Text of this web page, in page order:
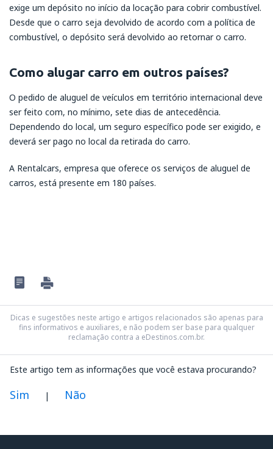
exige um depósito no início da locação para cobrir combustível.
Desde que o carro seja devolvido de acordo com a política de
combustível, o depósito será devolvido ao retornar o carro.
Como alugar carro em outros países?
O pedido de aluguel de veículos em território internacional deve
ser feito com, no mínimo, sete dias de antecedência.
Dependendo do local, um seguro específico pode ser exigido, e
deverá ser pago no local da retirada do carro.
A Rentalcars, empresa que oferece os serviços de aluguel de
carros, está presente em 180 países.
Dicas e sugestões neste artigo e artigos relacionados são apenas para
fins informativos e auxiliares, e não podem ser base para qualquer
reclamação contra a eDestinos.com.br.
Este artigo tem as informações que você estava procurando?
Sim | Não